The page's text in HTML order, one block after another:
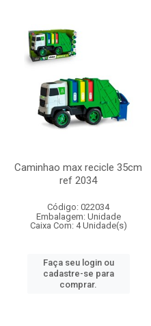
Caminhao max recicle 35cm
ref 2034
Código: 022034
Embalagem: Unidade
Caixa Com: 4 Unidade(s)
Faça seu login ou
cadastre-se para
comprar.